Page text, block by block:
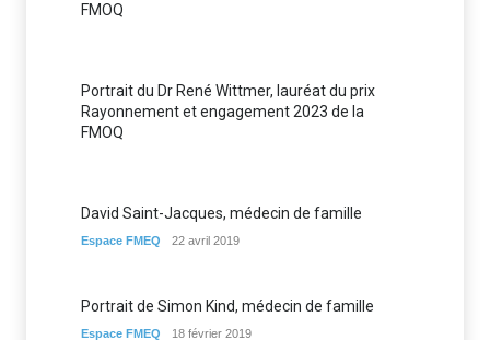
FMOQ
Portrait du Dr René Wittmer, lauréat du prix
Rayonnement et engagement 2023 de la
FMOQ
David Saint-Jacques, médecin de famille
Espace FMEQ 22 avril 2019
Portrait de Simon Kind, médecin de famille
Espace FMEQ 18 février 2019